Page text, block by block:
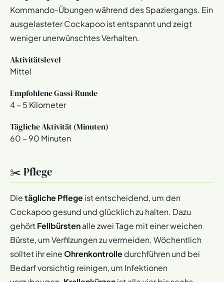
Kommando-Übungen während des Spaziergangs. Ein
ausgelasteter Cockapoo ist entspannt und zeigt
weniger unerwünschtes Verhalten.
Aktivitätslevel
Mittel
Empfohlene Gassi-Runde
4 – 5 Kilometer
Tägliche Aktivität (Minuten)
60 – 90 Minuten
✂️ Pflege
Dietägliche Pflegeist entscheidend, um den
Cockapoo gesund und glücklich zu halten. Dazu
gehörtFellbürstenalle zwei Tage mit einer weichen
Bürste, um Verfilzungen zu vermeiden. Wöchentlich
solltet ihr eineOhrenkontrolledurchführen und bei
Bedarf vorsichtig reinigen, um Infektionen